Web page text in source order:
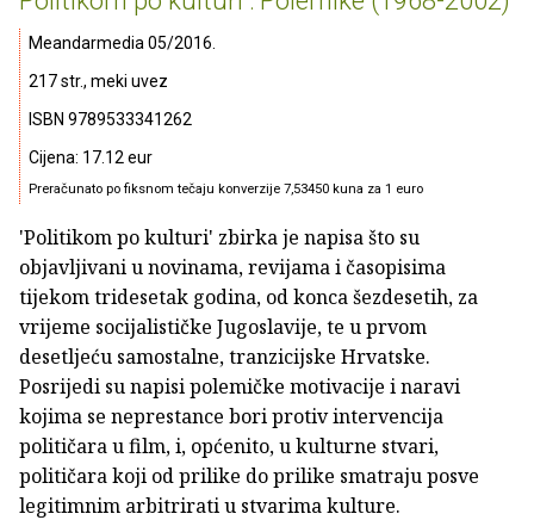
Meandarmedia 05/2016.
217 str., meki uvez
ISBN 9789533341262
Cijena: 17.12 eur
Preračunato po fiksnom tečaju konverzije 7,53450 kuna za 1 euro
'Politikom po kulturi' zbirka je napisa što su
objavljivani u novinama, revijama i časopisima
tijekom tridesetak godina, od konca šezdesetih, za
vrijeme socijalističke Jugoslavije, te u prvom
desetljeću samostalne, tranzicijske Hrvatske.
Posrijedi su napisi polemičke motivacije i naravi
kojima se neprestance bori protiv intervencija
političara u film, i, općenito, u kulturne stvari,
političara koji od prilike do prilike smatraju posve
legitimnim arbitrirati u stvarima kulture.